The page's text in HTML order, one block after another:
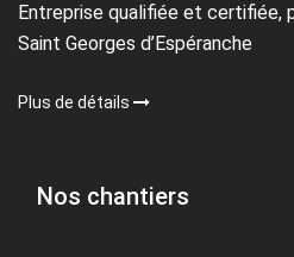
Entreprise qualifiée et certifiée,
Saint Georges d’Espéranche
Plus de détails
Nos chantiers